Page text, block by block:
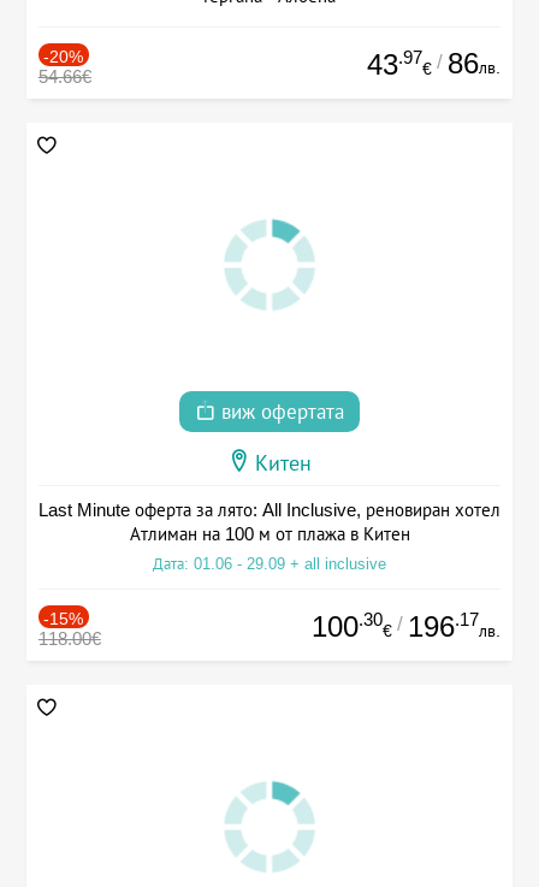
-20%
54.66€ 43.97
€ / 86лв.
виж офертата
Китен
Last Minute оферта за лято: All Inclusive, реновиран хотел
Атлиман на 100 м от плажа в Китен
Дата: 01.06 - 29.09 + all inclusive
-15%
118.00€ 100.30
€ / 196.17
лв.